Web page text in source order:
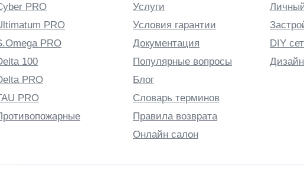
PRO
PRO
PRO
100
PRO
PRO
Услуги
Условия гарантии
Документация
Популярные вопросы
Блог
Словарь терминов
Правила возврата
Онлайн салон
DIY